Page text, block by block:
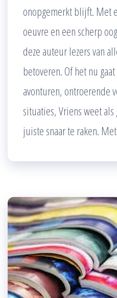
onopgemerkt blijft. Met
oeuvre en een scherp
deze auteur lezers van
betoveren. Of het nu
avonturen, ontroerende
situaties, Vriens weet
juiste snaar te raken.